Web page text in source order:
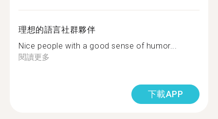
理想的語言社群夥伴
Nice people with a good sense of humor...
閱讀更多
下載APP